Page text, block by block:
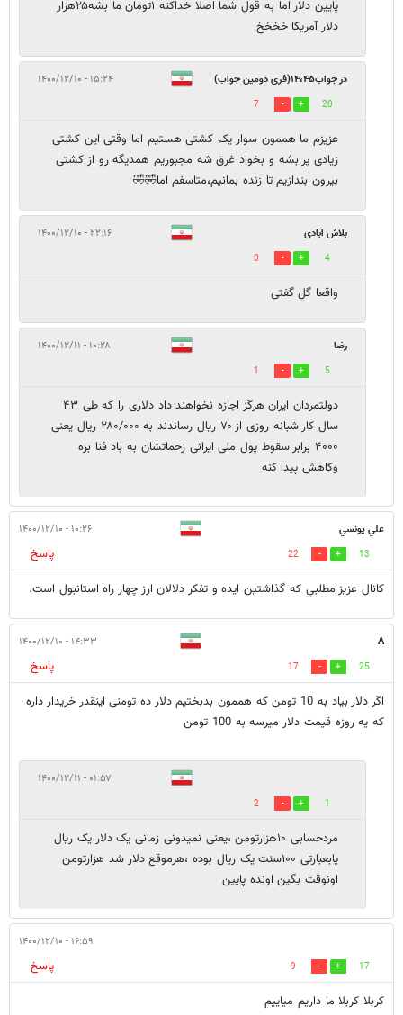
پایین دلار اما به قول شما اصلا خداکنه ۱تومان ما بشه۲۵هزار
دلار آمریکا خخخخ
در جواب۱۴،۴۵(فری دومین جواب) ۱۵:۲۴ - ۱۴۰۰/۱۲/۱۰
20
7
عزیزم ما هممون سوار یک کشتی هستیم اما وقتی این کشتی
زیادی پر بشه و بخواد غرق شه مجبوریم همدیگه رو از کشتی
بیرون بندازیم تا زنده بمانیم،متاسفم اما🤣🤣
بلاش ابادی ۲۲:۱۶ - ۱۴۰۰/۱۲/۱۰
4
0
واقعا‌ گل گفتی
رضا ۱۰:۲۸ - ۱۴۰۰/۱۲/۱۱
5
1
دولتمردان ایران هرگز اجازه نخواهند داد دلاری را که طی ۴۳
سال کار شبانه روزی از ۷۰ ریال رساندند به ۲۸۰/۰۰۰ ریال یعنی
۴۰۰۰ برابر سقوط پول ملی ایرانی زحماتشان به باد فنا بره
وکاهش پیدا کنه
علي يونسي ۱۰:۲۶ - ۱۴۰۰/۱۲/۱۰
13
22
پاسخ
كانال عزيز مطلبي كه گذاشتين ايده و تفكر دلالان ارز چهار راه استانبول است.
A ۱۴:۳۳ - ۱۴۰۰/۱۲/۱۰
25
17
پاسخ
اگر دلار بیاد به 10 تومن که هممون بدبختیم دلار ده تومنی اینقدر خریدار داره
که یه روزه قیمت دلار میرسه به 100 تومن
۰۱:۵۷ - ۱۴۰۰/۱۲/۱۱
1
2
مردحسابی ۱۰هزارتومن ،یعنی نمیدونی زمانی یک دلار یک ریال
یابعبارتی ۱۰۰سنت یک ریال بوده ،هرموقع دلار شد هزارتومن
اونوقت بگین اونده پایین
۱۶:۵۹ - ۱۴۰۰/۱۲/۱۰
17
9
پاسخ
کربلا کربلا ما داریم میاییم